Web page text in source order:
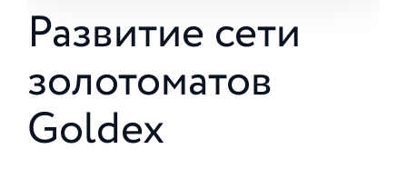
Развитие сети
золотоматов
Goldex